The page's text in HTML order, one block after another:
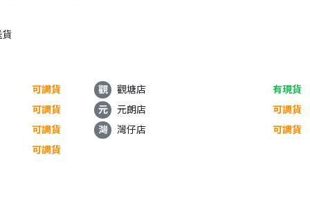
貨
可調貨 觀 觀塘店
有現貨
可調貨
元 元朗店
可調貨
可調貨
灣 灣仔店
可調貨
可調貨